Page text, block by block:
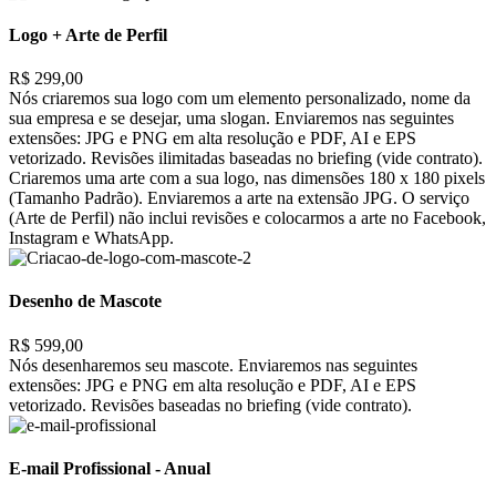
Logo + Arte de Perfil
R$ 299,00
Nós criaremos sua logo com um elemento personalizado, nome da
sua empresa e se desejar, uma slogan. Enviaremos nas seguintes
extensões: JPG e PNG em alta resolução e PDF, AI e EPS
vetorizado. Revisões ilimitadas baseadas no briefing (vide contrato).
Criaremos uma arte com a sua logo, nas dimensões 180 x 180 pixels
(Tamanho Padrão). Enviaremos a arte na extensão JPG. O serviço
(Arte de Perfil) não inclui revisões e colocarmos a arte no Facebook,
Instagram e WhatsApp.
Desenho de Mascote
R$ 599,00
Nós desenharemos seu mascote. Enviaremos nas seguintes
extensões: JPG e PNG em alta resolução e PDF, AI e EPS
vetorizado. Revisões baseadas no briefing (vide contrato).
E-mail Profissional - Anual